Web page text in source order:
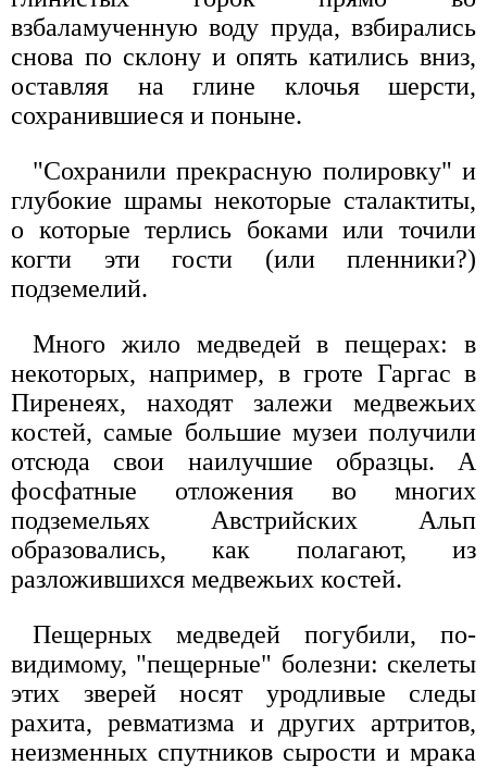
взбаламученную воду пруда, взбирались
снова по склону и опять катились вниз,
оставляя на глине клочья шерсти,
сохранившиеся и поныне.
"Сохранили прекрасную полировку" и
глубокие шрамы некоторые сталактиты,
о которые терлись боками или точили
когти эти гости (или пленники?)
подземелий.
Много жило медведей в пещерах: в
некоторых, например, в гроте Гаргас в
Пиренеях, находят залежи медвежьих
костей, самые большие музеи получили
отсюда свои наилучшие образцы. А
фосфатные отложения во многих
подземельях Австрийских Альп
образовались, как полагают, из
разложившихся медвежьих костей.
Пещерных медведей погубили, по-
видимому, "пещерные" болезни: скелеты
этих зверей носят уродливые следы
рахита, ревматизма и других артритов,
неизменных спутников сырости и мрака